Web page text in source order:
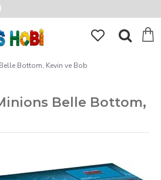
Bottom, Kevin ve Bob
Belle Bottom,